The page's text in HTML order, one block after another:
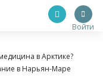
Войти
в Арктике?
в Нарьян-Маре